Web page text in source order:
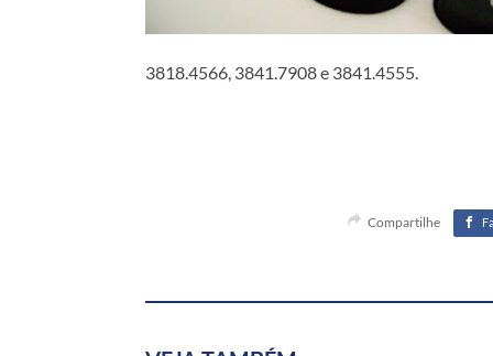
3818.4566, 3841.7908 e 3841.4555.
Compartilhe